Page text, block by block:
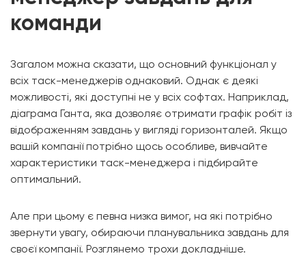
команди
Загалом можна сказати, що основний функціонал у
всіх таск-менеджерів однаковий. Однак є деякі
можливості, які доступні не у всіх софтах. Наприклад,
діаграма Ганта, яка дозволяє отримати графік робіт із
відображенням завдань у вигляді горизонталей. Якщо
вашій компанії потрібно щось особливе, вивчайте
характеристики таск-менеджера і підбирайте
оптимальний.
Але при цьому є певна низка вимог, на які потрібно
звернути увагу, обираючи планувальника завдань для
своєї компанії. Розглянемо трохи докладніше.